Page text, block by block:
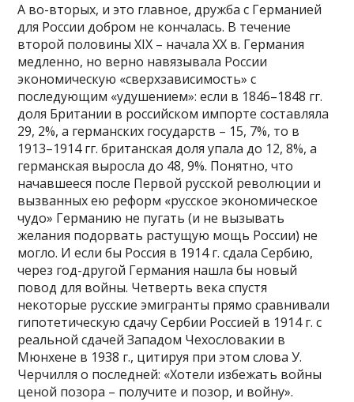
А во-вторых, и это главное, дружба с Германией
для России добром не кончалась. В течение
второй половины XIX – начала ХХ в. Германия
медленно, но верно навязывала России
экономическую «сверхзависимость» с
последующим «удушением»: если в 1846–1848 гг.
доля Британии в российском импорте составляла
29, 2%, а германских государств – 15, 7%, то в
1913–1914 гг. британская доля упала до 12, 8%, а
германская выросла до 48, 9%. Понятно, что
начавшееся после Первой русской революции и
вызванных ею реформ «русское экономическое
чудо» Германию не пугать (и не вызывать
желания подорвать растущую мощь России) не
могло. И если бы Россия в 1914 г. сдала Сербию,
через год-другой Германия нашла бы новый
повод для войны. Четверть века спустя
некоторые русские эмигранты прямо сравнивали
гипотетическую сдачу Сербии Россией в 1914 г. с
реальной сдачей Западом Чехословакии в
Мюнхене в 1938 г., цитируя при этом слова У.
Черчилля о последней: «Хотели избежать войны
ценой позора – получите и позор, и войну».